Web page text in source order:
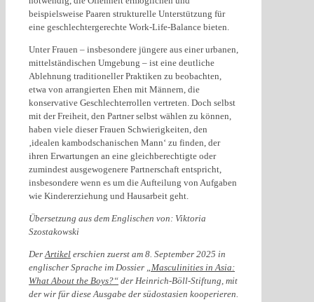
beispielsweise Paaren strukturelle Unterstützung für
eine geschlechtergerechte Work-Life-Balance bieten.
Unter Frauen – insbesondere jüngere aus einer urbanen,
mittelständischen Umgebung – ist eine deutliche
Ablehnung traditioneller Praktiken zu beobachten,
etwa von arrangierten Ehen mit Männern, die
konservative Geschlechterrollen vertreten. Doch selbst
mit der Freiheit, den Partner selbst wählen zu können,
haben viele dieser Frauen Schwierigkeiten, den
‚idealen kambodschanischen Mann‘ zu finden, der
ihren Erwartungen an eine gleichberechtigte oder
zumindest ausgewogenere Partnerschaft entspricht,
insbesondere wenn es um die Aufteilung von Aufgaben
wie Kindererziehung und Hausarbeit geht.
Übersetzung aus dem Englischen von: Viktoria
Szostakowski
DerArtikel erschien zuerst am 8. September 2025 in
englischer Sprache im Dossier „Masculinities in Asia:
What About the Boys?“ der Heinrich-Böll-Stiftung, mit
der wir für diese Ausgabe der südostasien kooperieren.